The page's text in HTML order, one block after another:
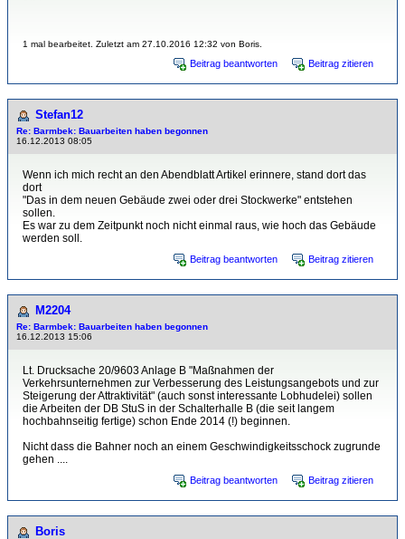
1 mal bearbeitet. Zuletzt am 27.10.2016 12:32 von Boris.
Beitrag beantworten Beitrag zitieren
Stefan12
Re: Barmbek: Bauarbeiten haben begonnen
16.12.2013 08:05
Wenn ich mich recht an den Abendblatt Artikel erinnere, stand dort das
dort
"Das in dem neuen Gebäude zwei oder drei Stockwerke" entstehen
sollen.
Es war zu dem Zeitpunkt noch nicht einmal raus, wie hoch das Gebäude
werden soll.
Beitrag beantworten Beitrag zitieren
M2204
Re: Barmbek: Bauarbeiten haben begonnen
16.12.2013 15:06
Lt. Drucksache 20/9603 Anlage B "Maßnahmen der
Verkehrsunternehmen zur Verbesserung des Leistungsangebots und zur
Steigerung der Attraktivität" (auch sonst interessante Lobhudelei) sollen
die Arbeiten der DB StuS in der Schalterhalle B (die seit langem
hochbahnseitig fertige) schon Ende 2014 (!) beginnen.
Nicht dass die Bahner noch an einem Geschwindigkeitsschock zugrunde
gehen ....
Beitrag beantworten Beitrag zitieren
Boris